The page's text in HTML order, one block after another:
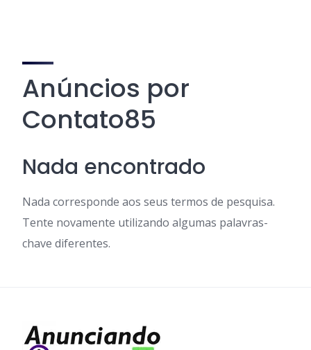
Anúncios por
Contato85
Nada encontrado
Nada corresponde aos seus termos de pesquisa.
Tente novamente utilizando algumas palavras-
chave diferentes.